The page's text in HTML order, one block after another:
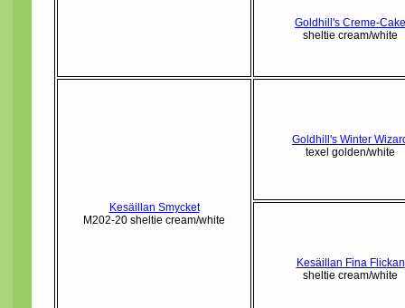
Goldhill's Creme-Cake
sheltie cream/white
Kesäillan Smycket
M202-20 sheltie cream/white
Goldhill's Winter
texel golden/white
Kesäillan Fina Flickan
sheltie cream/white